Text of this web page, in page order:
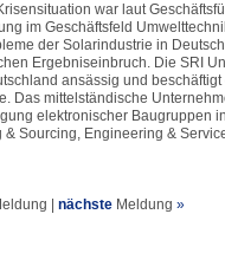
war laut
im Geschäftsfeld
der Solarindustrie in
Ergebniseinbruch. Die SRI
ansässig und
Das mittelständische
elektronischer Baugruppen
& Sourcing, Engineering &
nächste Meldung »